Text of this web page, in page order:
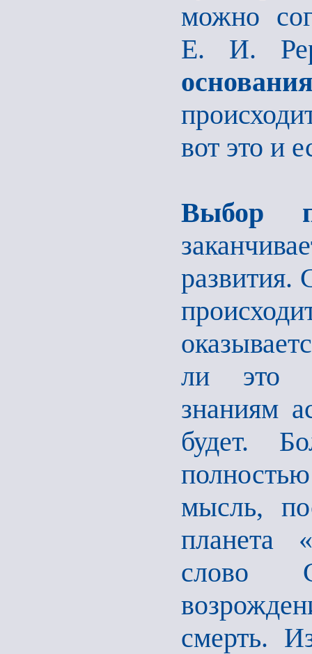
можно
Е. И.
вот это и
Выбор
развития.
ли это
знаниям
будет.
мысль,
планета
слово
смерть.